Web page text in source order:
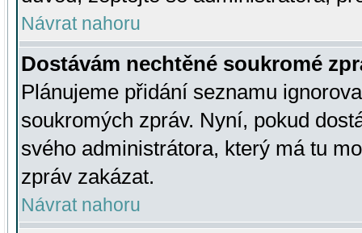
Návrat nahoru
Dostávám nechtěné soukromé
Plánujeme přidání seznamu
soukromých zpráv. Nyní, pokud
svého administrátora, který má tu
zpráv zakázat.
Návrat nahoru